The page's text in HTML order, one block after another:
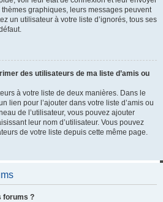
graphiques, leurs messages peuvent
un utilisateur à votre liste d’ignorés, tous ses
des utilisateurs de ma liste d’amis ou
à votre liste de deux manières. Dans le
lien pour l’ajouter dans votre liste d’amis ou
de l’utilisateur, vous pouvez ajouter
leur nom d’utilisateur. Vous pouvez
de votre liste depuis cette même page.
forums ?